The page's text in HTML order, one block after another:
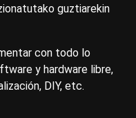
guztiarekin
con todo lo
y hardware libre,
DIY, etc.